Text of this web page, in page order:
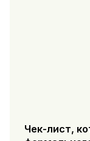
Чек-лист,